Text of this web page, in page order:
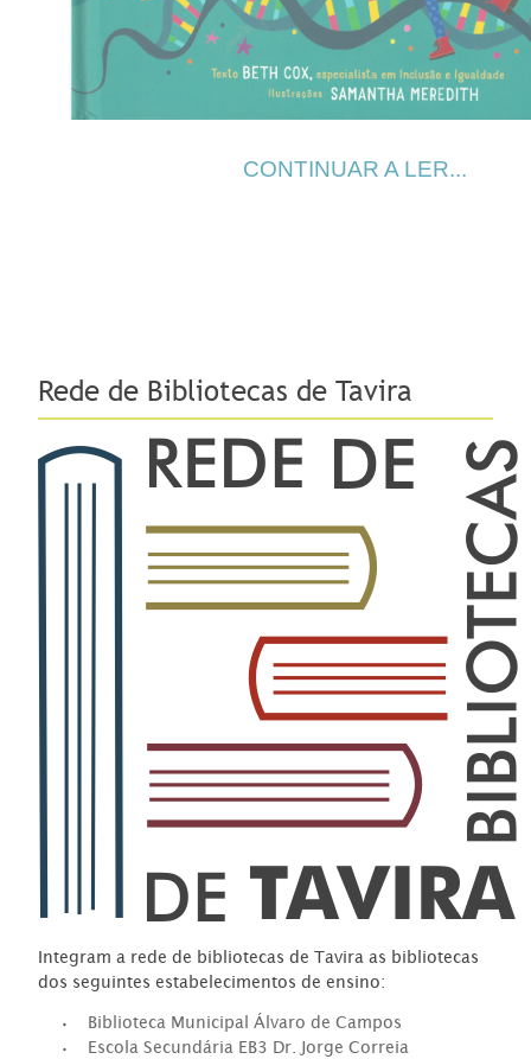
CONTINUAR A LER...
Rede de Bibliotecas de Tavira
Integram a rede de bibliotecas de Tavira as bibliotecas
dos seguintes estabelecimentos de ensino:
Biblioteca Municipal Álvaro de Campos
Escola Secundária EB3 Dr. Jorge Correia